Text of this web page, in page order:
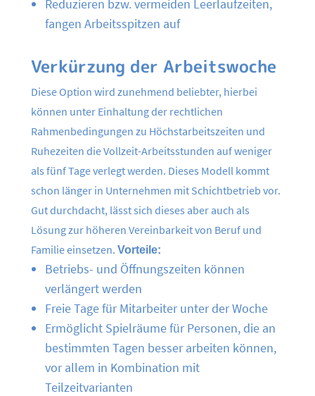
Reduzieren bzw. vermeiden Leerlaufzeiten,
fangen Arbeitsspitzen auf
Verkürzung der Arbeitswoche
Diese Option wird zunehmend beliebter, hierbei
können unter Einhaltung der rechtlichen
Rahmenbedingungen zu Höchstarbeitszeiten und
Ruhezeiten die Vollzeit-Arbeitsstunden auf weniger
als fünf Tage verlegt werden. Dieses Modell kommt
schon länger in Unternehmen mit Schichtbetrieb vor.
Gut durchdacht, lässt sich dieses aber auch als
Lösung zur höheren Vereinbarkeit von Beruf und
Familie einsetzen. Vorteile:
Betriebs- und Öffnungszeiten können
verlängert werden
Freie Tage für Mitarbeiter unter der Woche
Ermöglicht Spielräume für Personen, die an
bestimmten Tagen besser arbeiten können,
vor allem in Kombination mit
Teilzeitvarianten